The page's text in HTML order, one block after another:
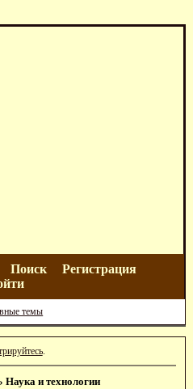
Поиск
Регистрация
темы
.
Наука и технологии